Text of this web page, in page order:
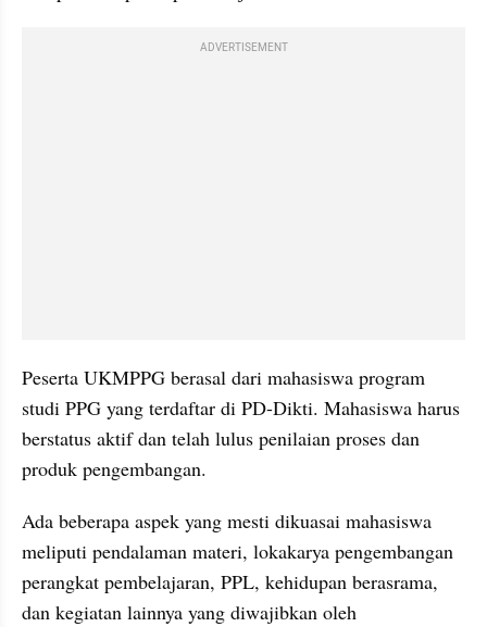
ADVERTISEMENT
Peserta UKMPPG berasal dari mahasiswa program
studi PPG yang terdaftar di PD-Dikti. Mahasiswa harus
berstatus aktif dan telah lulus penilaian proses dan
produk pengembangan.
Ada beberapa aspek yang mesti dikuasai mahasiswa
meliputi pendalaman materi, lokakarya pengembangan
perangkat pembelajaran, PPL, kehidupan berasrama,
dan kegiatan lainnya yang diwajibkan oleh